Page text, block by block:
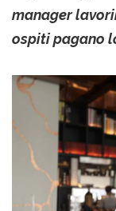
manager
ospiti pagano